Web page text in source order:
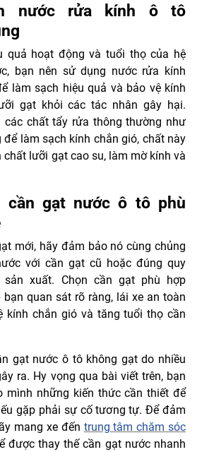
nước rửa kính ô tô
quả hoạt động và tuổi thọ của hệ
bạn nên sử dụng nước rửa kính
làm sạch hiệu quả và bảo vệ kính
gạt khỏi các tác nhân gây hại.
các chất tẩy rửa thông thường như
để làm sạch kính chắn gió, chất này
chất lưỡi gạt cao su, làm mờ kính và
cần gạt nước ô tô phù
mới, hãy đảm bảo nó cùng chủng
với cần gạt cũ hoặc đúng quy
xuất. Chọn cần gạt phù hợp
bạn quan sát rõ ràng, lái xe an toàn
kính chắn gió và tăng tuổi thọ cần
gạt nước ô tô không gạt do nhiều
ra. Hy vọng qua bài viết trên, bạn
mình những kiến thức cần thiết để
gặp phải sự cố tương tự. Để đảm
mang xe đến trung tâm chăm sóc
được thay thế cần gạt nước nhanh